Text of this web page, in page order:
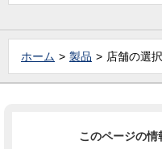
ホーム 製品 店舗の選択
このページの情